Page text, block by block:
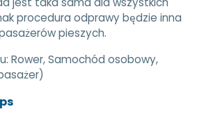
procedura odprawy będzie inna
pieszych.
Rower, Samochód osobowy,